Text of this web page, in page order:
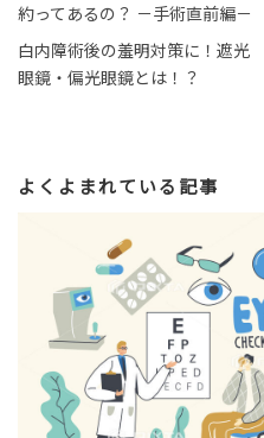
約ってあるの？ －手術直前編－
白内障術後の羞明対策に！遮光
眼鏡・偏光眼鏡とは！？
よくよまれている記事